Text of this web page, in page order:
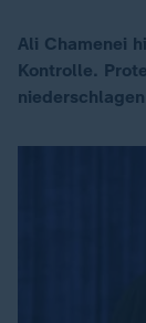
Ali Chamenei
Kontrolle.